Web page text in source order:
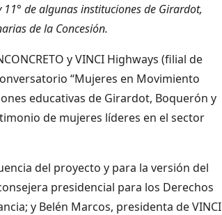
de algunas instituciones de Girardot,
de la Concesión.
y VINCI Highways (filial de
“Mujeres en Movimiento
educativas de Girardot, Boquerón y
de mujeres líderes en el sector
del proyecto y para la versión del
presidencial para los Derechos
y Belén Marcos, presidenta de VINCI